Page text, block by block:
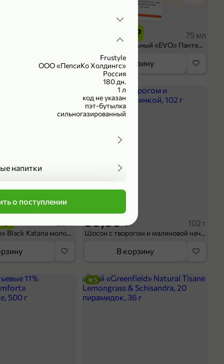
Frustyle
ООО «ПепсиКо Холдингс»
Россия
180 дн.
1 л
код не указан
пэт-бутылка
сильногазированный
напитки
о поступлении
резаное, 300 г
149,99 ₽
199,99 ₽
75 мл
Крем универсальный «EVO» Пантенол, 75 мл
В корзину
₽
Кофе «Bushido» Black Katana молотый, 227 г
59,99 ₽ 102 г
Шосон с творогом и малиновой начинкой, 102 г
4,7
В корзину
5